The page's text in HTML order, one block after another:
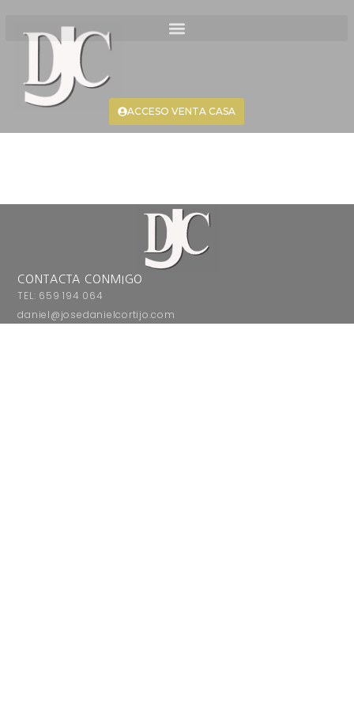
ACCESO VENTA CASA
CONTACTA CONMIGO
TEL: 659 194 064
daniel@josedanielcortijo.com